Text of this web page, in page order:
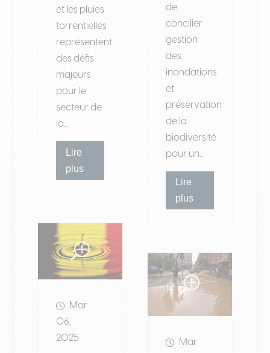
de
concilier
gestion
des
inondations
et
préservation
de la
biodiversité
pour un...
Lire
plus
et les pluies
torrentielles
représentent
des défis
majeurs
pour le
secteur de
la...
Lire
plus
Mar
06,
2025
Mar